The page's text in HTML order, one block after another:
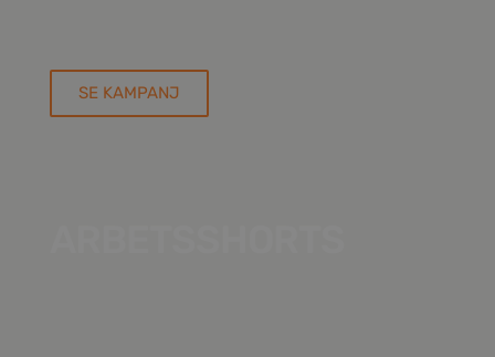
SE KAMPANJ